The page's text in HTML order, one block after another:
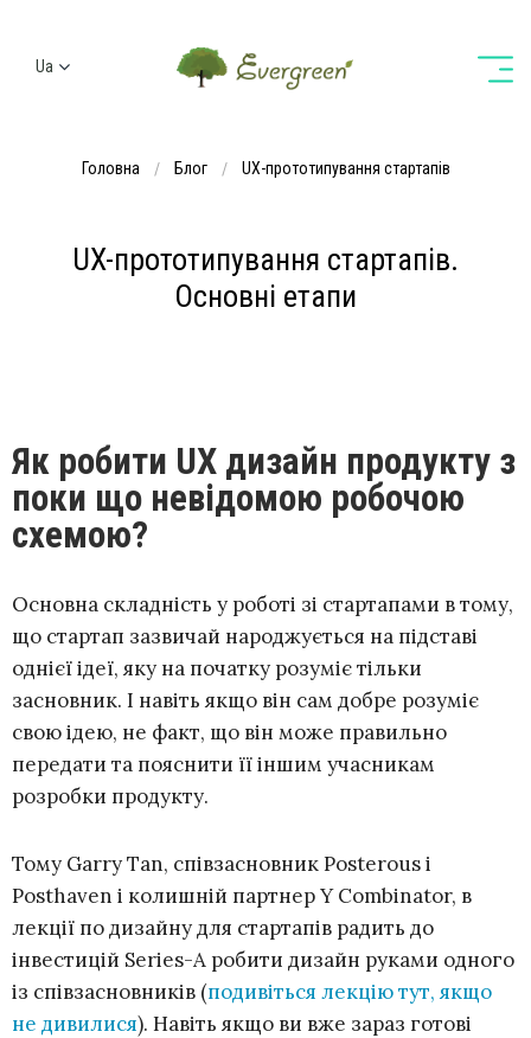
Ua
Головна Блог UX-прототипування стартапів
UX-прототипування стартапів.
Основні етапи
Як робити UX дизайн продукту з
поки що невідомою робочою
схемою?
Основна складність у роботі зі стартапами в тому,
що стартап зазвичай народжується на підставі
однієї ідеї, яку на початку розуміє тільки
засновник. І навіть якщо він сам добре розуміє
свою ідею, не факт, що він може правильно
передати та пояснити її іншим учасникам
розробки продукту.
Тому Garry Tan, співзасновник Posterous і
Posthaven і колишній партнер Y Combinator, в
лекції по дизайну для стартапів радить до
інвестицій Series-A робити дизайн руками одного
із співзасновників (подивіться лекцію тут, якщо
не дивилися). Навіть якщо ви вже зараз готові